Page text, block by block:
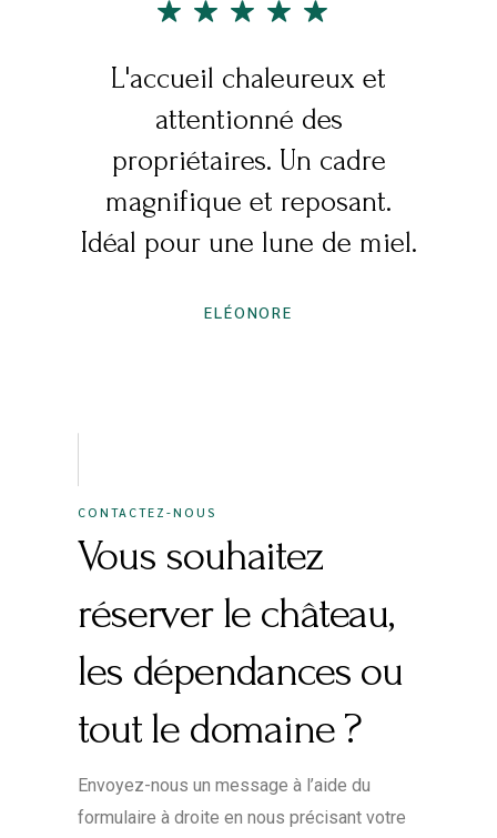
chaleureux et
attentionné des
Un cadre
et reposant.
pour une lune de miel.
La beauté
CONTACTEZ-NOUS
Vous souhaitez
réserver le château,
les dépendances ou
tout le domaine ?
Envoyez-nous un message à l’aide du
formulaire à droite en nous précisant votre